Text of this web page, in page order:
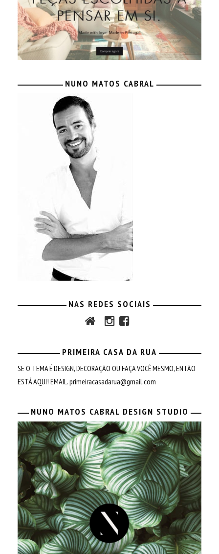
NUNO MATOS CABRAL
NAS REDES SOCIAIS
PRIMEIRA CASA DA RUA
SE O TEMA É DESIGN, DECORAÇÃO OU FAÇA VOCÊ MESMO, ENTÃO
ESTÁ AQUI! EMAIL.primeiracasadarua@gmail.com
NUNO MATOS CABRAL DESIGN STUDIO